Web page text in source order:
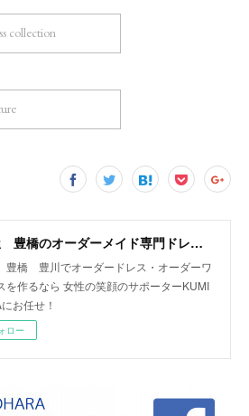
collection
名古屋 豊橋のオーダーメイド専門ドレスデザイナー KUMI OHARA
橋 豊川でオーダードレス・オーダーワ
を作るなら 女性の笑顔のサポーターKUMI
お任せ！
ロー